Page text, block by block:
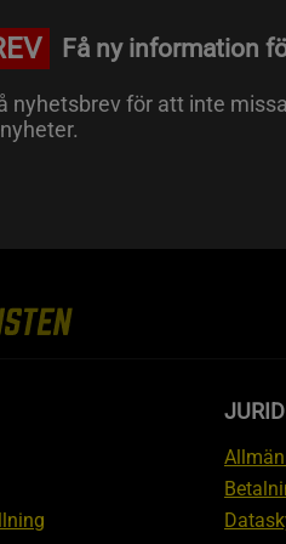
Få ny information
nyhetsbrev för att inte